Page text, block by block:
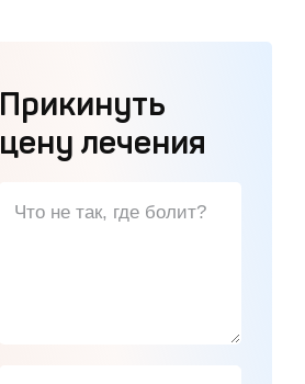
Прикинуть
цену лечения
Что не так, где болит?